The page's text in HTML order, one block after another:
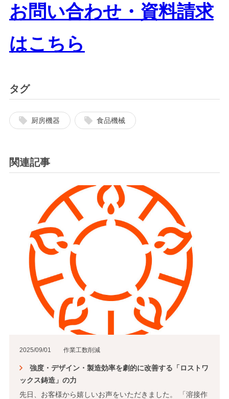
お問い合わせ・資料請求
はこちら
タグ
厨房機器 食品機械
関連記事
2025/09/01 作業工数削減
強度・デザイン・製造効率を劇的に改善する「ロストワ
ックス鋳造」の力
先日、お客様から嬉しいお声をいただきました。 「溶接作